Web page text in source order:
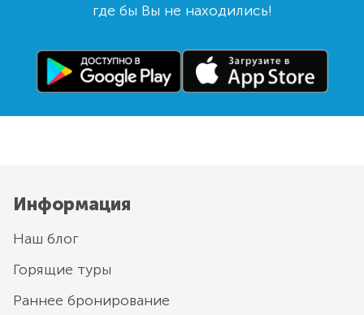
где бы Вы не находились!
Информация
Наш блог
Горящие туры
Раннее бронирование